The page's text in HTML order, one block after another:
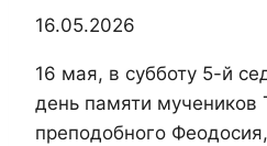
16.05.2026
16 мая, в субботу 5-й
день памяти
преподобного